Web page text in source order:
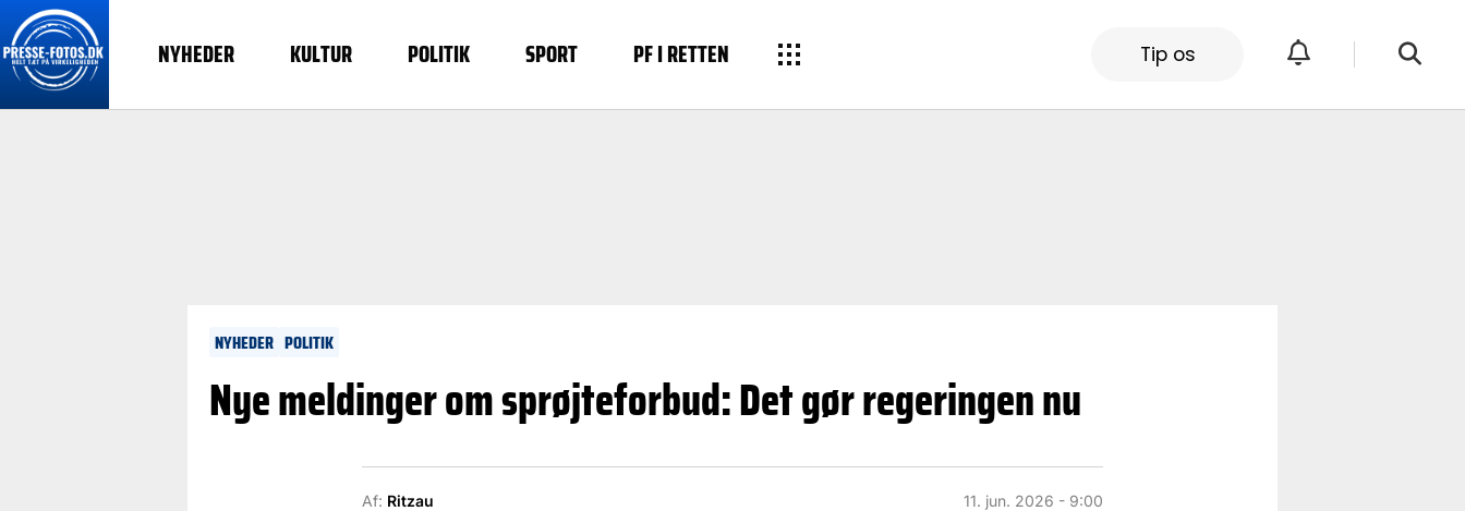
NYHEDER KULTUR POLITIK SPORT PF I RETTEN Tip os
NYHEDER POLITIK
Nye meldinger om sprøjteforbud: Det gør regeringen nu
Af: Ritzau 11. jun. 2026 - 9:00